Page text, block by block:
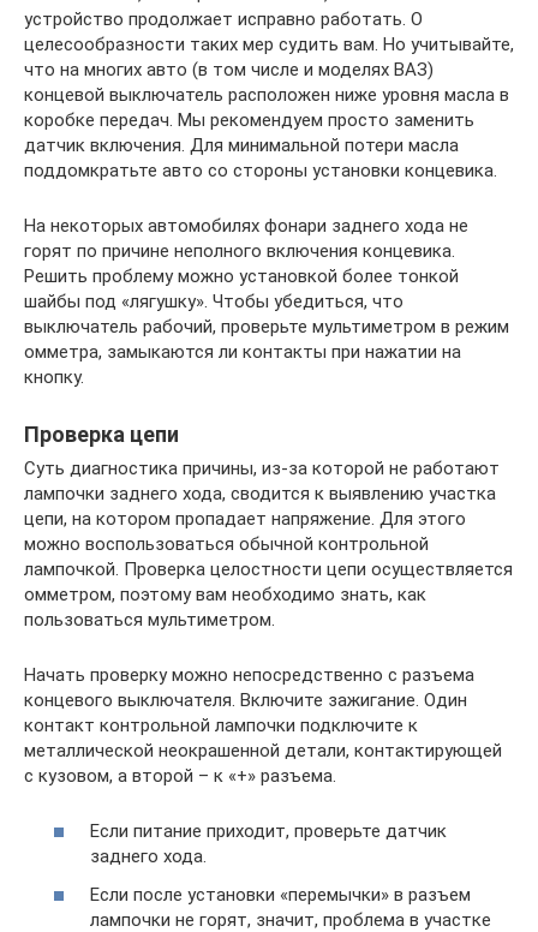
устройство продолжает исправно работать. О
целесообразности таких мер судить вам. Но учитывайте,
что на многих авто (в том числе и моделях ВАЗ)
концевой выключатель расположен ниже уровня масла в
коробке передач. Мы рекомендуем просто заменить
датчик включения. Для минимальной потери масла
поддомкратьте авто со стороны установки концевика.
На некоторых автомобилях фонари заднего хода не
горят по причине неполного включения концевика.
Решить проблему можно установкой более тонкой
шайбы под «лягушку». Чтобы убедиться, что
выключатель рабочий, проверьте мультиметром в режим
омметра, замыкаются ли контакты при нажатии на
кнопку.
Проверка цепи
Суть диагностика причины, из-за которой не работают
лампочки заднего хода, сводится к выявлению участка
цепи, на котором пропадает напряжение. Для этого
можно воспользоваться обычной контрольной
лампочкой. Проверка целостности цепи осуществляется
омметром, поэтому вам необходимо знать, как
пользоваться мультиметром.
Начать проверку можно непосредственно с разъема
концевого выключателя. Включите зажигание. Один
контакт контрольной лампочки подключите к
металлической неокрашенной детали, контактирующей
с кузовом, а второй – к «+» разъема.
Если питание приходит, проверьте датчик
заднего хода.
Если после установки «перемычки» в разъем
лампочки не горят, значит, проблема в участке